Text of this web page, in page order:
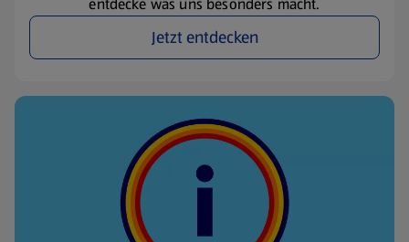
Jetzt entdecken